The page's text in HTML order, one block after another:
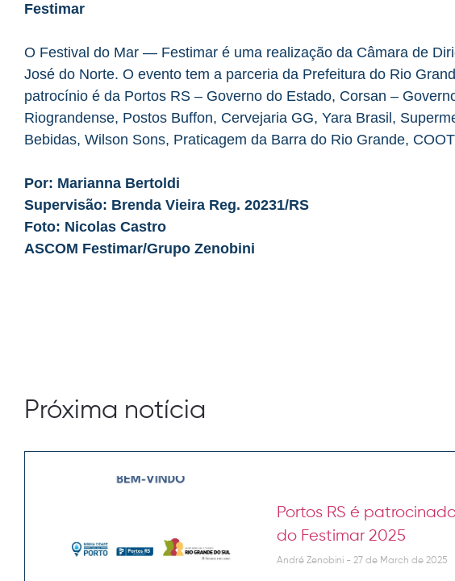
Festimar
O Festival do Mar — Festimar é uma realização da Câmara de
José do Norte. O evento tem a parceria da Prefeitura do Rio
patrocínio é da Portos RS – Governo do Estado, Corsan –
Riograndense, Postos Buffon, Cervejaria GG, Yara Brasil,
Bebidas, Wilson Sons, Praticagem da Barra do Rio Grande,
Por: Marianna Bertoldi
Supervisão: Brenda Vieira Reg. 20231/RS
Foto: Nicolas Castro
ASCOM Festimar/Grupo Zenobini
Próxima notícia
Portos RS é
do Festimar 2025
André Zenobini 27 de March de 2025